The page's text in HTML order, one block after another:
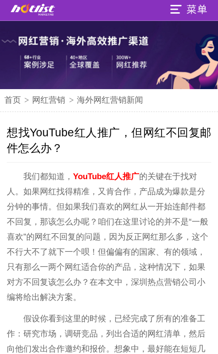
首页 > 网红营销 > 海外网红营销新闻
想找YouTube红人推广，但网红不回复邮
件怎么办？
我们都知道， YouTube红人推广的关键在于找对
人。如果网红找得精准，又肯合作，产品成为爆款是分
分钟的事情。但如果我们喜欢的网红从一开始连邮件都
不回复，那该怎么办呢？咱们在这里讨论的并不是“一般
喜欢”的网红不回复的问题，因为反正网红那么多，这个
不行大不了就下一个呗！但偏偏有的国家、有的领域，
只有那么一两个网红适合你的产品，这种情况下，如果
对方不回复该怎么办？在本文中，深圳热点营销公司小
编将给出解决方案。
假设你看到这里的时候，已经完成了所有的准备工
作：研究市场，调研竞品，列出合适的网红清单，然后
向他们发出合作邀约和报价。想象中，最好能在短短几